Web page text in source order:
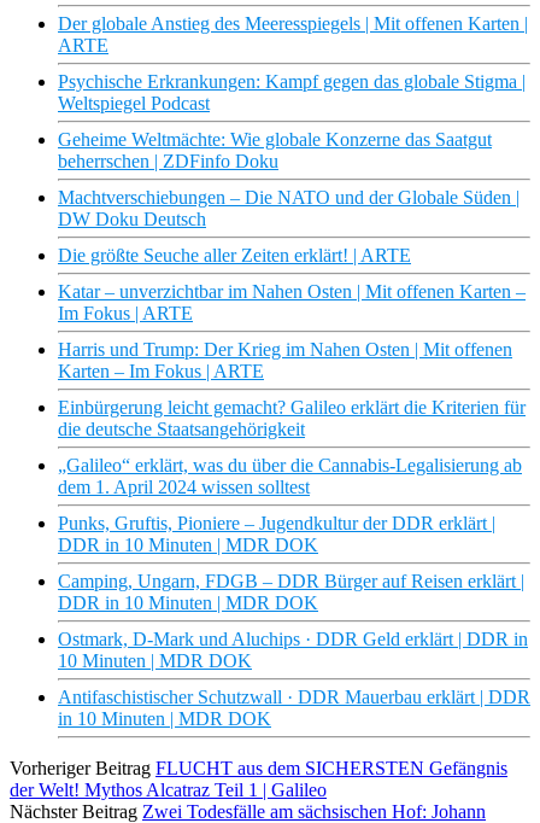
Der globale Anstieg des Meeresspiegels | Mit offenen Karten |
ARTE
Psychische Erkrankungen: Kampf gegen das globale Stigma |
Weltspiegel Podcast
Geheime Weltmächte: Wie globale Konzerne das Saatgut
beherrschen | ZDFinfo Doku
Machtverschiebungen – Die NATO und der Globale Süden |
DW Doku Deutsch
Die größte Seuche aller Zeiten erklärt! | ARTE
Katar – unverzichtbar im Nahen Osten | Mit offenen Karten –
Im Fokus | ARTE
Harris und Trump: Der Krieg im Nahen Osten | Mit offenen
Karten – Im Fokus | ARTE
Einbürgerung leicht gemacht? Galileo erklärt die Kriterien für
die deutsche Staatsangehörigkeit
„Galileo“ erklärt, was du über die Cannabis-Legalisierung ab
dem 1. April 2024 wissen solltest
Punks, Gruftis, Pioniere – Jugendkultur der DDR erklärt |
DDR in 10 Minuten | MDR DOK
Camping, Ungarn, FDGB – DDR Bürger auf Reisen erklärt |
DDR in 10 Minuten | MDR DOK
Ostmark, D-Mark und Aluchips · DDR Geld erklärt | DDR in
10 Minuten | MDR DOK
Antifaschistischer Schutzwall · DDR Mauerbau erklärt | DDR
in 10 Minuten | MDR DOK
Vorheriger Beitrag FLUCHT aus dem SICHERSTEN Gefängnis
der Welt! Mythos Alcatraz Teil 1 | Galileo
Nächster Beitrag Zwei Todesfälle am sächsischen Hof: Johann